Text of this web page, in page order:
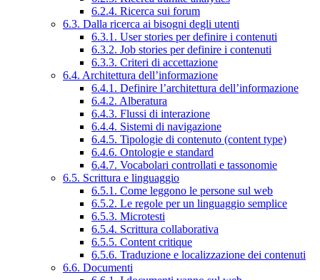
6.2.4. Ricerca sui forum
6.3. Dalla ricerca ai bisogni degli utenti
6.3.1. User stories per definire i contenuti
6.3.2. Job stories per definire i contenuti
6.3.3. Criteri di accettazione
6.4. Architettura dell’informazione
6.4.1. Definire l’architettura dell’informazione
6.4.2. Alberatura
6.4.3. Flussi di interazione
6.4.4. Sistemi di navigazione
6.4.5. Tipologie di contenuto (content type)
6.4.6. Ontologie e standard
6.4.7. Vocabolari controllati e tassonomie
6.5. Scrittura e linguaggio
6.5.1. Come leggono le persone sul web
6.5.2. Le regole per un linguaggio semplice
6.5.3. Microtesti
6.5.4. Scrittura collaborativa
6.5.5. Content critique
6.5.6. Traduzione e localizzazione dei contenuti
6.6. Documenti